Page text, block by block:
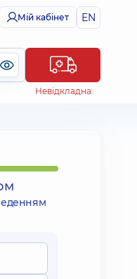
Мій кабінет EN
Невідкладна